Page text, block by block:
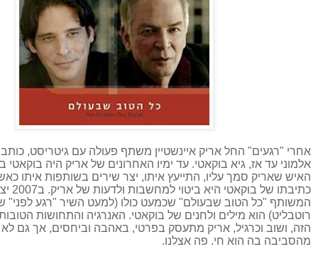
אחרי "רגעים" החל אריק איינשטיין משתף פעולה עם גיטריסט, כותב
אלמוני עד אז, גיא בוקאטי. עד ימיו האחרונים של אריק היה בוקאטי
האיש שאריק סמך עליו, התייעץ איתו, יצר שירים בשותפות איתו
כתיבתו
המשותף "כל הטוב שבעולם" שכמעט כולו (למעט השיר "רגע לפני"
רוטבליט) הוא מילים ולחנים של בוקאטי. האנרגיה והתחושות
הזה, ושוב וכרגיל, אריק מתעסק בפרטי, באהבה וביחסים, אך גם
מהסביבה בה הוא חי. פה אצלנו.